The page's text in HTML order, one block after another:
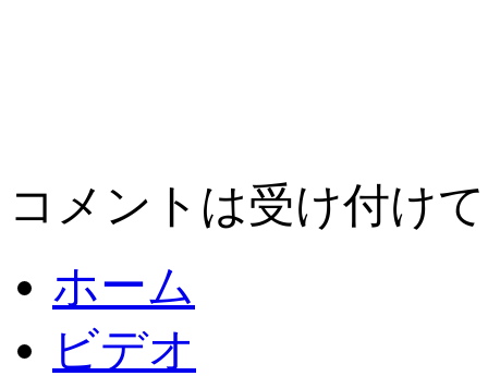
コメントは受け付け
ホーム
ビデオ